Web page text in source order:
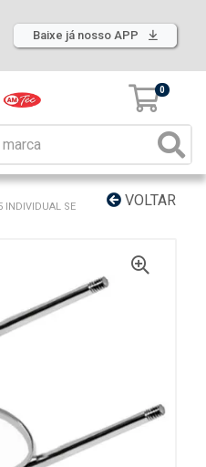
Baixe já nosso APP
0
VOLTAR
INDIVIDUAL SE